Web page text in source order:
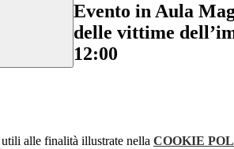
Evento in Aula
delle vittime
12:00
alle finalità illustrate nella COOKIE